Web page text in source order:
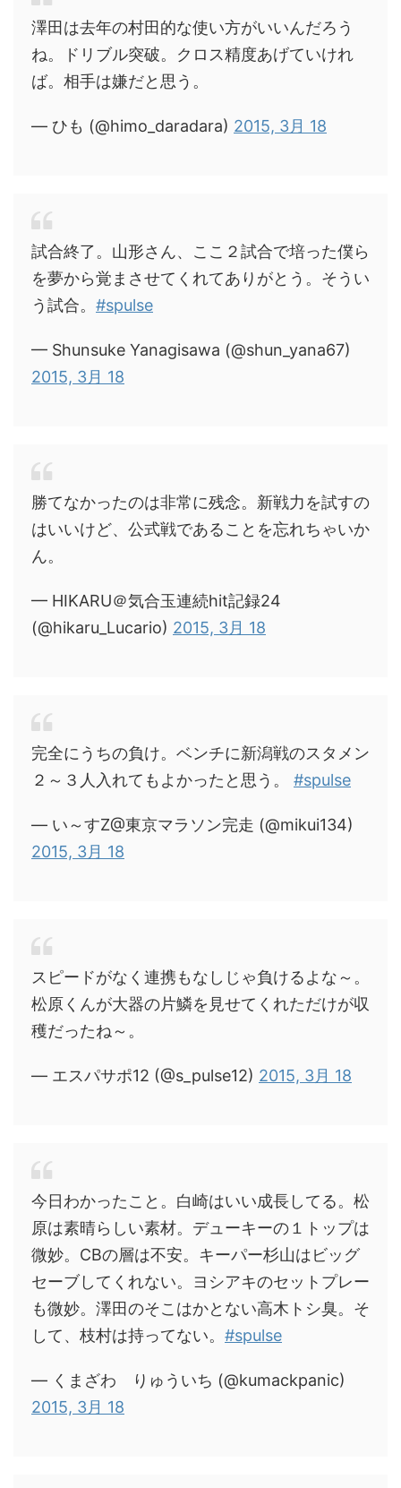
澤田は去年の村田的な使い方がいいんだろう
ね。ドリブル突破。クロス精度あげていけれ
ば。相手は嫌だと思う。
— ひも (@himo_daradara) 2015, 3月 18
試合終了。山形さん、ここ２試合で培った僕ら
を夢から覚まさせてくれてありがとう。そうい
う試合。 #spulse
— Shunsuke Yanagisawa (@shun_yana67)
2015, 3月 18
勝てなかったのは非常に残念。新戦力を試すの
はいいけど、公式戦であることを忘れちゃいか
ん。
— HIKARU＠気合玉連続hit記録24
(@hikaru_Lucario) 2015, 3月 18
完全にうちの負け。ベンチに新潟戦のスタメン
２～３人入れてもよかったと思う。 #spulse
— い～すZ@東京マラソン完走 (@mikui134)
2015, 3月 18
スピードがなく連携もなしじゃ負けるよな～。
松原くんが大器の片鱗を見せてくれただけが収
穫だったね～。
— エスパサポ12 (@s_pulse12) 2015, 3月 18
今日わかったこと。白崎はいい成長してる。松
原は素晴らしい素材。デューキーの１トップは
微妙。CBの層は不安。キーパー杉山はビッグ
セーブしてくれない。ヨシアキのセットプレー
も微妙。澤田のそこはかとない高木トシ臭。そ
して、枝村は持ってない。 #spulse
— くまざわ りゅういち (@kumackpanic)
2015, 3月 18